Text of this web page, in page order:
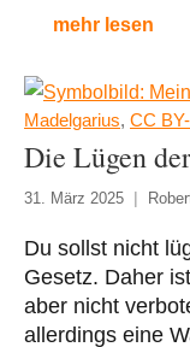
mehr lesen
Madelgarius, CC
Die Lügen
31. März 2025
Du sollst nicht
Gesetz. Daher
aber nicht
allerdings eine